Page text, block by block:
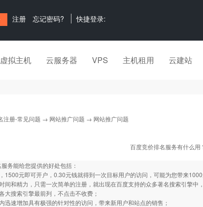
注册 忘记密码? 快捷登录:
虚拟主机 云服务器 VPS 主机租用 云建站
注册-常见问题 → 网站推广问题 → 网站推广问题
百度竞价排名服务有什么用
务能给您提供的好处包括：
1500元即可开户，0.30元钱就得到一次目标用户的访问，可能为您带来
间和精力，只需一次简单的注册，就出现在百度支持的众多著名搜索引擎中
大搜索引擎最前列，不点击不收费；
迅速增加具有极强的针对性的访问，带来新用户和站点的销售；